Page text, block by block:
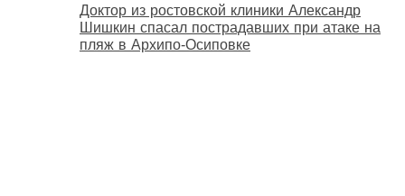
Доктор из ростовской клиники Александр
Шишкин спасал пострадавших при атаке на
пляж в Архипо‑Осиповке